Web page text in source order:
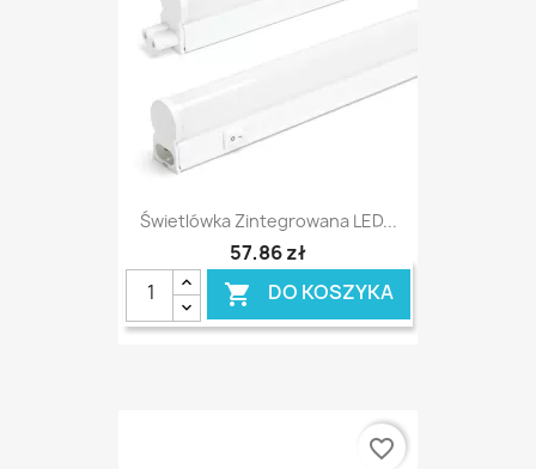
Świetlówka Zintegrowana LED...
57,86 zł
 DO KOSZYKA
favorite_border